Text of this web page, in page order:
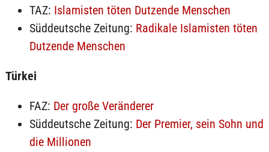
TAZ: Islamisten töten Dutzende Menschen
Süddeutsche Zeitung: Radikale Islamisten töten
Dutzende Menschen
Türkei
FAZ: Der große Veränderer
Süddeutsche Zeitung: Der Premier, sein Sohn und
die Millionen